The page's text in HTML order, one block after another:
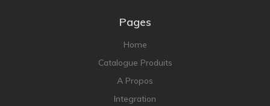
Pages
Home
Catalogue Produits
A Propos
Integration